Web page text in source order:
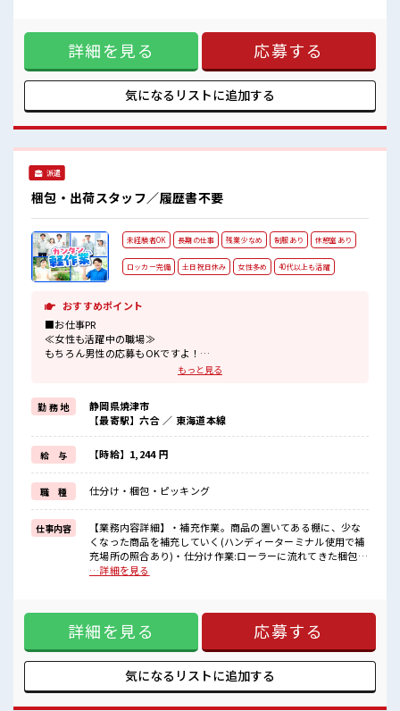
しっかり休める休憩室あり！
オンオフの切替もできちゃう！
持ち物が多いあなたにもぴったり☆
ロッカー付き職場♪
が好きな方におすすめのお仕事です。。【取扱製品情報】
CD・DVD、ブルーレイディスク ■お仕事PR ≪女性も活躍で
きる職場≫ もちろん男性の応募も歓迎です！ ≪プライベート
が充実する≫ 場合によってはお願いすることもありますが、
残業はほとんどナシ！ ≪土日祝休のお仕事≫ 家族や友人と一
緒にプライベート満喫！ ≪機能的な制服アリ≫ 制服があるの
とにチャレンジするのは不安だけど、 しっかり働く環境が整
っています！ イチからスキルUP・ステップUP目指していき
り休める休憩室あり！ オンオフの切替もできちゃう！ 持ち物
が多いあなたにもぴったり☆ ロッカー付き職場♪
詳細を見る 応募する
気になるリストに追加する
派遣
梱包・出荷スタッフ／履歴書不要
未経験者OK 長期の仕事 残業少なめ 制服あり 休憩室あり
ロッカー完備 土日祝日休み 女性多め 40代以上も活躍
おすすめポイント
■お仕事PR
≪女性も活躍中の職場≫
もちろん男性の応募もOKですよ！
残業はほとんどナシ！
≪土日祝休のお仕事≫
家族や友人と一緒にプライベート満喫！
制服があると毎日の服選びに悩まずOK♪
≪未経験でも活躍できる≫
新しいことにチャレンジするのは不安だけど、
しっかり働く環境が整っています！
イチからスキルUP・ステップUP目指していきましょう！
≪様々なお仕事をご提案≫
一人で悩まず気軽に相談できる、
派遣のお仕事です！
■職場の雰囲気
休憩室で自分タイム！
のんびりスマホチェック♪
ロッカーあり！
安心してお仕事に集中♪
もっと見る
勤 務 地
静岡県焼津市
【最寄駅】六合 ／ 東海道本線
給 与 【時給】1,244 円
職 種 仕分け・梱包・ピッキング
仕事内容
【業務内容詳細】・補充作業。商品の置いてある棚に、少な
くなった商品を補充していく(ハンディーターミナル使用で補
充場所の照合あり)・仕分け作業:ローラーに流れてきた梱包済
み商品を行き先ごとパレット積み、出荷個数をアタッチ、ラ
仕事PR ≪女性も活躍中の職場≫ もちろん男性の応募もOKで
すよ！ ≪無理なく働ける≫ 場合によってはお願いすることも
ありますが、 残業はほとんどナシ！ ≪土日祝休のお仕事≫ 家
族や友人と一緒にプライベート満喫！ 制服があると毎日の服
選びに悩まずOK♪ ≪未経験でも活躍できる≫ 新しいことに
チャレンジするのは不安だけど、 しっかり働く環境が整って
…詳細を見る
詳細を見る 応募する
気になるリストに追加する